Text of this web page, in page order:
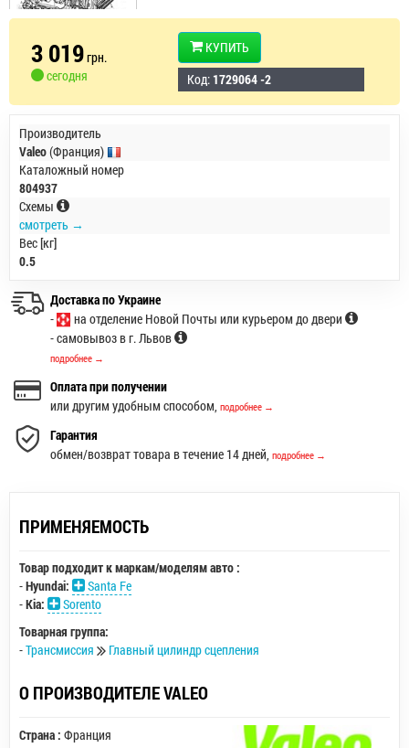
3 019грн.
сегодня
КУПИТЬ
Код: 1729064 -2
Производитель
Valeo(Франция)
Каталожный номер
804937
Схемы
смотреть →
Вес [кг]
0.5
Доставка по Украине
-
на отделение Новой Почты или курьером до двери
- самовывоз в г. Львов
подробнее →
Оплата при получении
или другим удобным способом, подробнее →
Гарантия
обмен/возврат товара в течение 14 дней, подробнее →
ПРИМЕНЯЕМОСТЬ
Товар подходит к маркам/моделям авто :
-Hyundai:
Santa Fe
-Kia:
Sorento
Товарная группа:
-Трансмиссия Главный цилиндр сцепления
О ПРОИЗВОДИТЕЛЕ VALEO
Страна : Франция